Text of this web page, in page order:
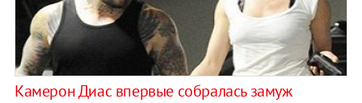
Камерон Диас впервые собралась замуж